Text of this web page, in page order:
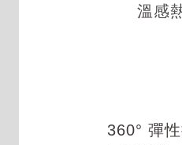
溫感
360° 彈